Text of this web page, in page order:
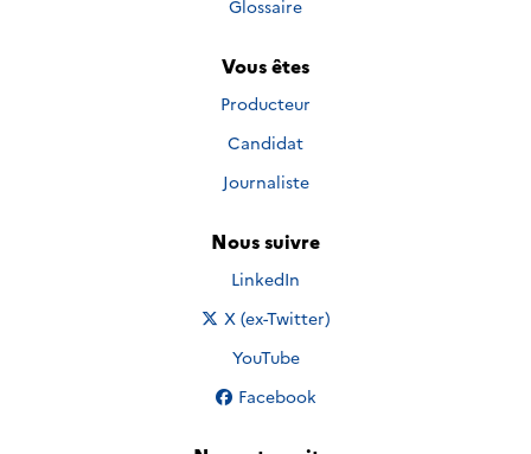
Glossaire
Vous êtes
Producteur
Candidat
Journaliste
Nous suivre
Nous suivre sur
LinkedIn
Nous suivre sur
X (ex-Twitter)
Nous suivre sur
YouTube
Nous suivre sur
Facebook